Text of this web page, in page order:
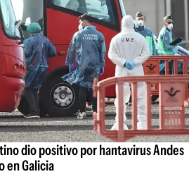
dio positivo por hantavirus Andes
en Galicia